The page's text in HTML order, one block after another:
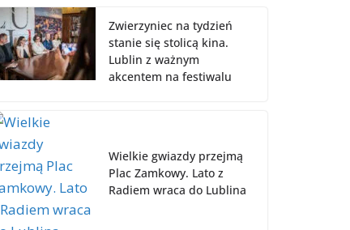
Zwierzyniec na tydzień
stanie się stolicą kina.
Lublin z ważnym
akcentem na festiwalu
Wielkie gwiazdy przejmą
Plac Zamkowy. Lato z
Radiem wraca do Lublina